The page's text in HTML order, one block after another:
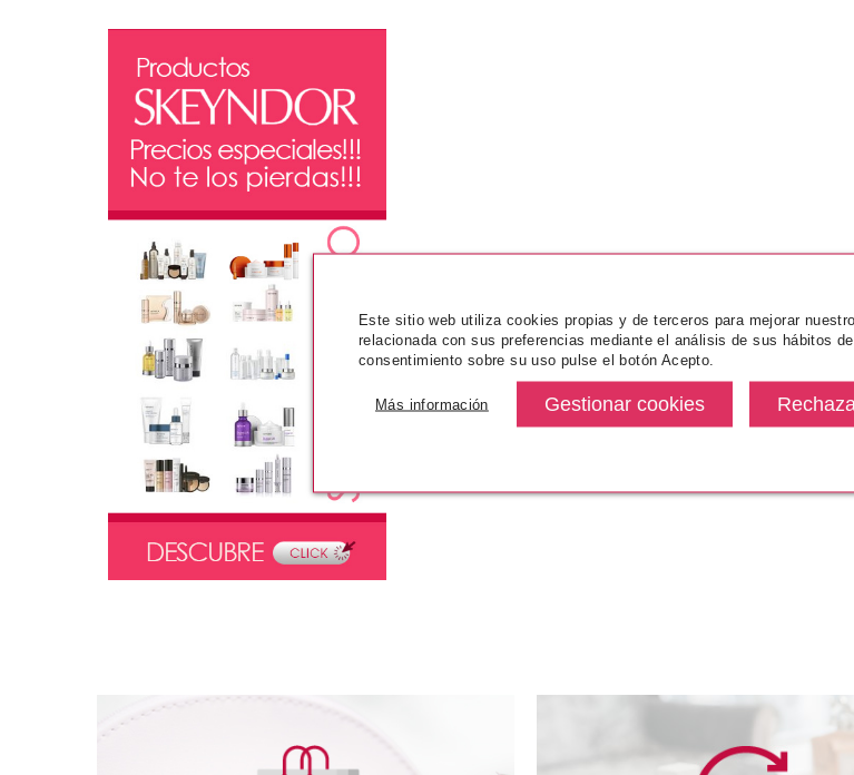
Este sitio web utiliza cookies propias y de terceros para mejorar
relacionada con sus preferencias mediante el análisis de sus hábitos
consentimiento sobre su uso pulse el botón Acepto.
Más información